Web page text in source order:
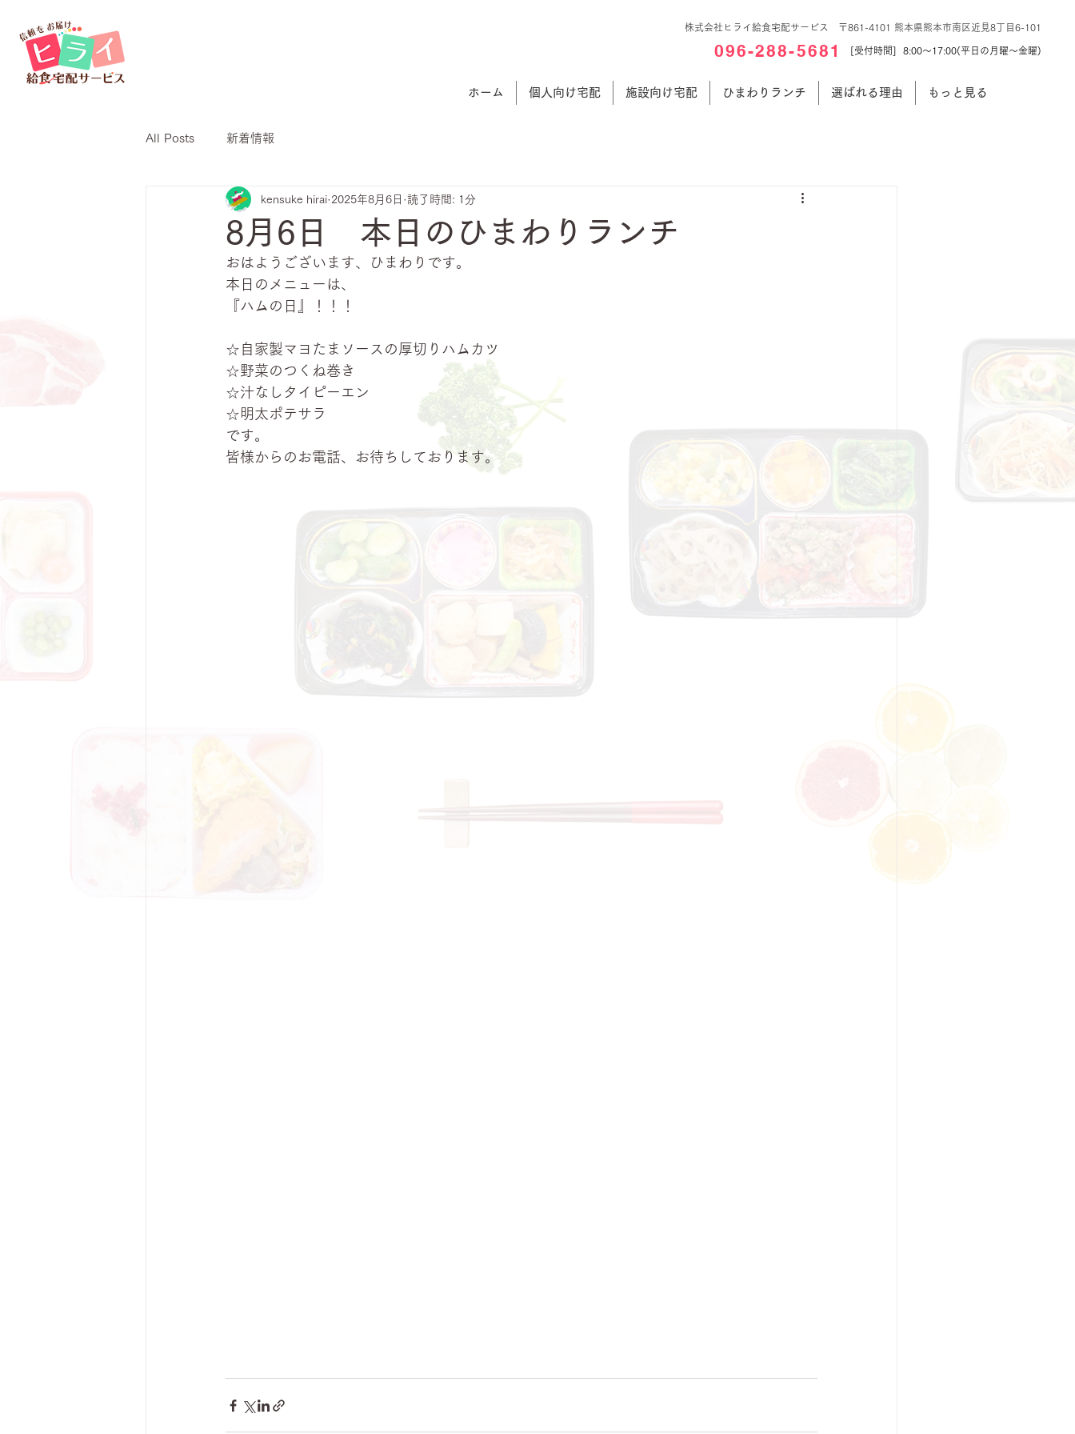
株式会社ヒライ給食宅配サービス 〒861-4101 熊本県熊本市南区近見8丁目6-101
096-288-5681 [受付時間] 8:00～17:00(平日の月曜～金曜)
ホーム 個人向け宅配 施設向け宅配 ひまわりランチ 選ばれる理由 もっと見る
All Posts 新着情報
8月6日 本日のひまわりランチ
kensuke hirai 2025年8月6日 読了時間: 1分
おはようございます、ひまわりです。
本日のメニューは、
『ハムの日』！！！
☆自家製マヨたまソースの厚切りハムカツ
☆野菜のつくね巻き
☆汁なしタイピーエン
☆明太ポテサラ
です。
皆様からのお電話、お待ちしております。